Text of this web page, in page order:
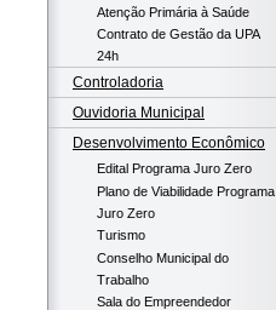
Atenção Primária à Saúde
Contrato de Gestão da UPA
24h
Controladoria
Ouvidoria Municipal
Desenvolvimento Econômico
Edital Programa Juro Zero
Plano de Viabilidade Programa
Juro Zero
Turismo
Conselho Municipal do
Trabalho
Sala do Empreendedor